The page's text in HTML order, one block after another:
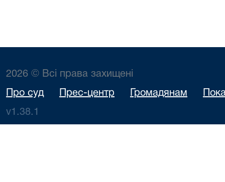
2026 © Всі права захищені
Про суд Прес-центр Громадянам
v1.38.1